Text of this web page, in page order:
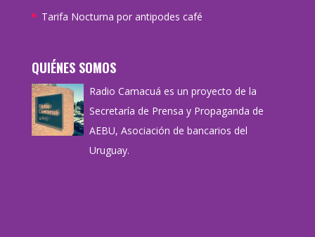
Tarifa Nocturna por antipodes café
QUIÉNES SOMOS
Radio Camacuá es un proyecto de la
Secretaría de Prensa y Propaganda de
AEBU, Asociación de bancarios del
Uruguay.